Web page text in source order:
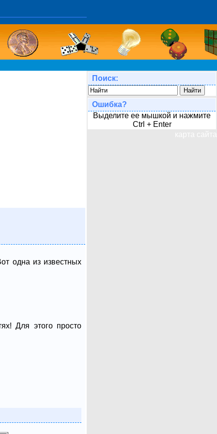
одна из известных
Для этого просто
Поиск:
Ошибка?
Выделите ее мышкой и нажмите
Ctrl + Enter